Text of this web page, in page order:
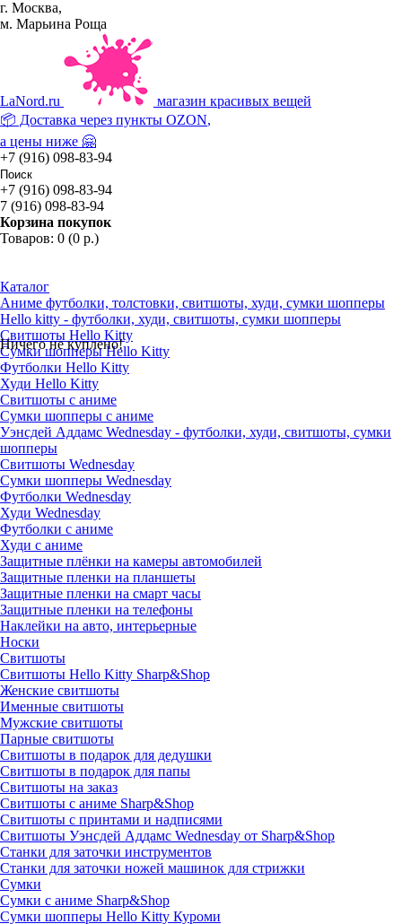
г. Москва,
м. Марьина Роща
LaNord.ru
магазин красивых вещей
📦 Доставка через пункты OZON,
а цены ниже 🤗
+7 (916) 098-83-94
+7 (916) 098-83-94
7 (916) 098-83-94
Корзина покупок
Товаров: 0 (0 р.)
Ничего не куплено!
Каталог
Аниме футболки, толстовки, свитшоты, худи, сумки шопперы
Hello kitty - футболки, худи, свитшоты, сумки шопперы
Свитшоты Hello Kitty
Сумки шопперы Hello Kitty
Футболки Hello Kitty
Худи Hello Kitty
Свитшоты с аниме
Сумки шопперы с аниме
Уэнсдей Аддамс Wednesday - футболки, худи, свитшоты, сумки
шопперы
Свитшоты Wednesday
Сумки шопперы Wednesday
Футболки Wednesday
Худи Wednesday
Футболки с аниме
Худи с аниме
Защитные плёнки на камеры автомобилей
Защитные пленки на планшеты
Защитные пленки на смарт часы
Защитные пленки на телефоны
Наклейки на авто, интерьерные
Носки
Свитшоты
Cвитшоты Hello Kitty Sharp&Shop
Женские свитшоты
Именные свитшоты
Мужские свитшоты
Парные свитшоты
Свитшоты в подарок для дедушки
Свитшоты в подарок для папы
Свитшоты на заказ
Свитшоты с аниме Sharp&Shop
Свитшоты с принтами и надписями
Свитшоты Уэнсдей Аддамс Wednesday от Sharp&Shop
Станки для заточки инструментов
Станки для заточки ножей машинок для стрижки
Сумки
Сумки с аниме Sharp&Shop
Сумки шопперы Hello Kitty Куроми